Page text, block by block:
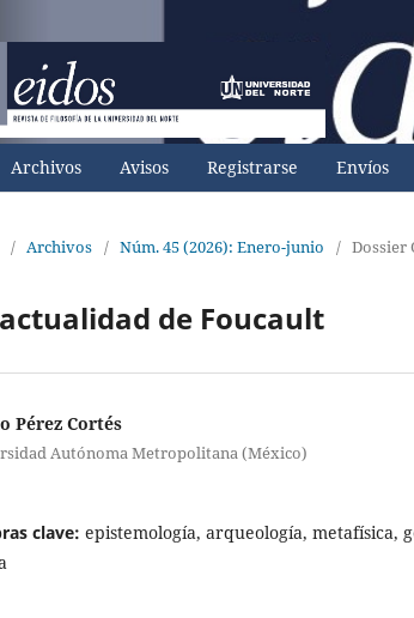
Archivos Avisos Registrarse Envíos
/ Archivos / Núm. 45 (2026): Enero-junio / Dossier
de Foucault
Pérez Cortés
Autónoma Metropolitana (México)
clave: epistemología, arqueología, metafísica,